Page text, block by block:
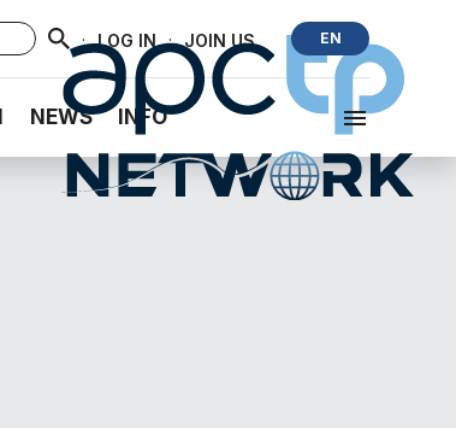
· LOG IN · JOIN US EN
NEWS INFO